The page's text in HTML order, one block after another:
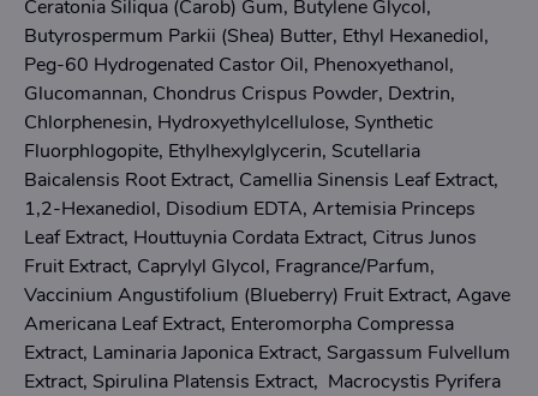
Ceratonia Siliqua (Carob) Gum, Butylene Glycol,
Butyrospermum Parkii (Shea) Butter, Ethyl Hexanediol,
Peg-60 Hydrogenated Castor Oil, Phenoxyethanol,
Glucomannan, Chondrus Crispus Powder, Dextrin,
Chlorphenesin, Hydroxyethylcellulose, Synthetic
Fluorphlogopite, Ethylhexylglycerin, Scutellaria
Baicalensis Root Extract, Camellia Sinensis Leaf Extract,
1,2-Hexanediol, Disodium EDTA, Artemisia Princeps
Leaf Extract, Houttuynia Cordata Extract, Citrus Junos
Fruit Extract, Caprylyl Glycol, Fragrance/Parfum,
Vaccinium Angustifolium (Blueberry) Fruit Extract, Agave
Americana Leaf Extract, Enteromorpha Compressa
Extract, Laminaria Japonica Extract, Sargassum Fulvellum
Extract, Spirulina Platensis Extract, Macrocystis Pyrifera